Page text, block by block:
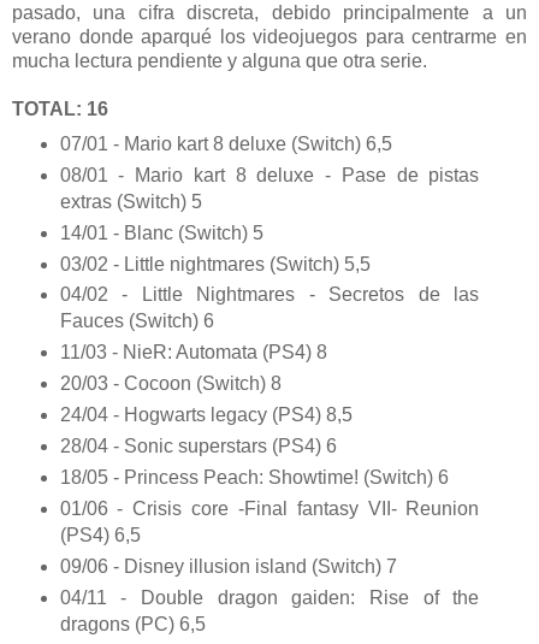
pasado, una cifra discreta, debido principalmente a un
verano donde aparqué los videojuegos para centrarme en
mucha lectura pendiente y alguna que otra serie.
TOTAL: 16
07/01 - Mario kart 8 deluxe (Switch) 6,5
08/01 - Mario kart 8 deluxe - Pase de pistas
extras (Switch) 5
14/01 - Blanc (Switch) 5
03/02 - Little nightmares (Switch) 5,5
04/02 - Little Nightmares - Secretos de las
Fauces (Switch) 6
11/03 - NieR: Automata (PS4) 8
20/03 - Cocoon (Switch) 8
24/04 - Hogwarts legacy (PS4) 8,5
28/04 - Sonic superstars (PS4) 6
18/05 - Princess Peach: Showtime! (Switch) 6
01/06 - Crisis core -Final fantasy VII- Reunion
(PS4) 6,5
09/06 - Disney illusion island (Switch) 7
04/11 - Double dragon gaiden: Rise of the
dragons (PC) 6,5